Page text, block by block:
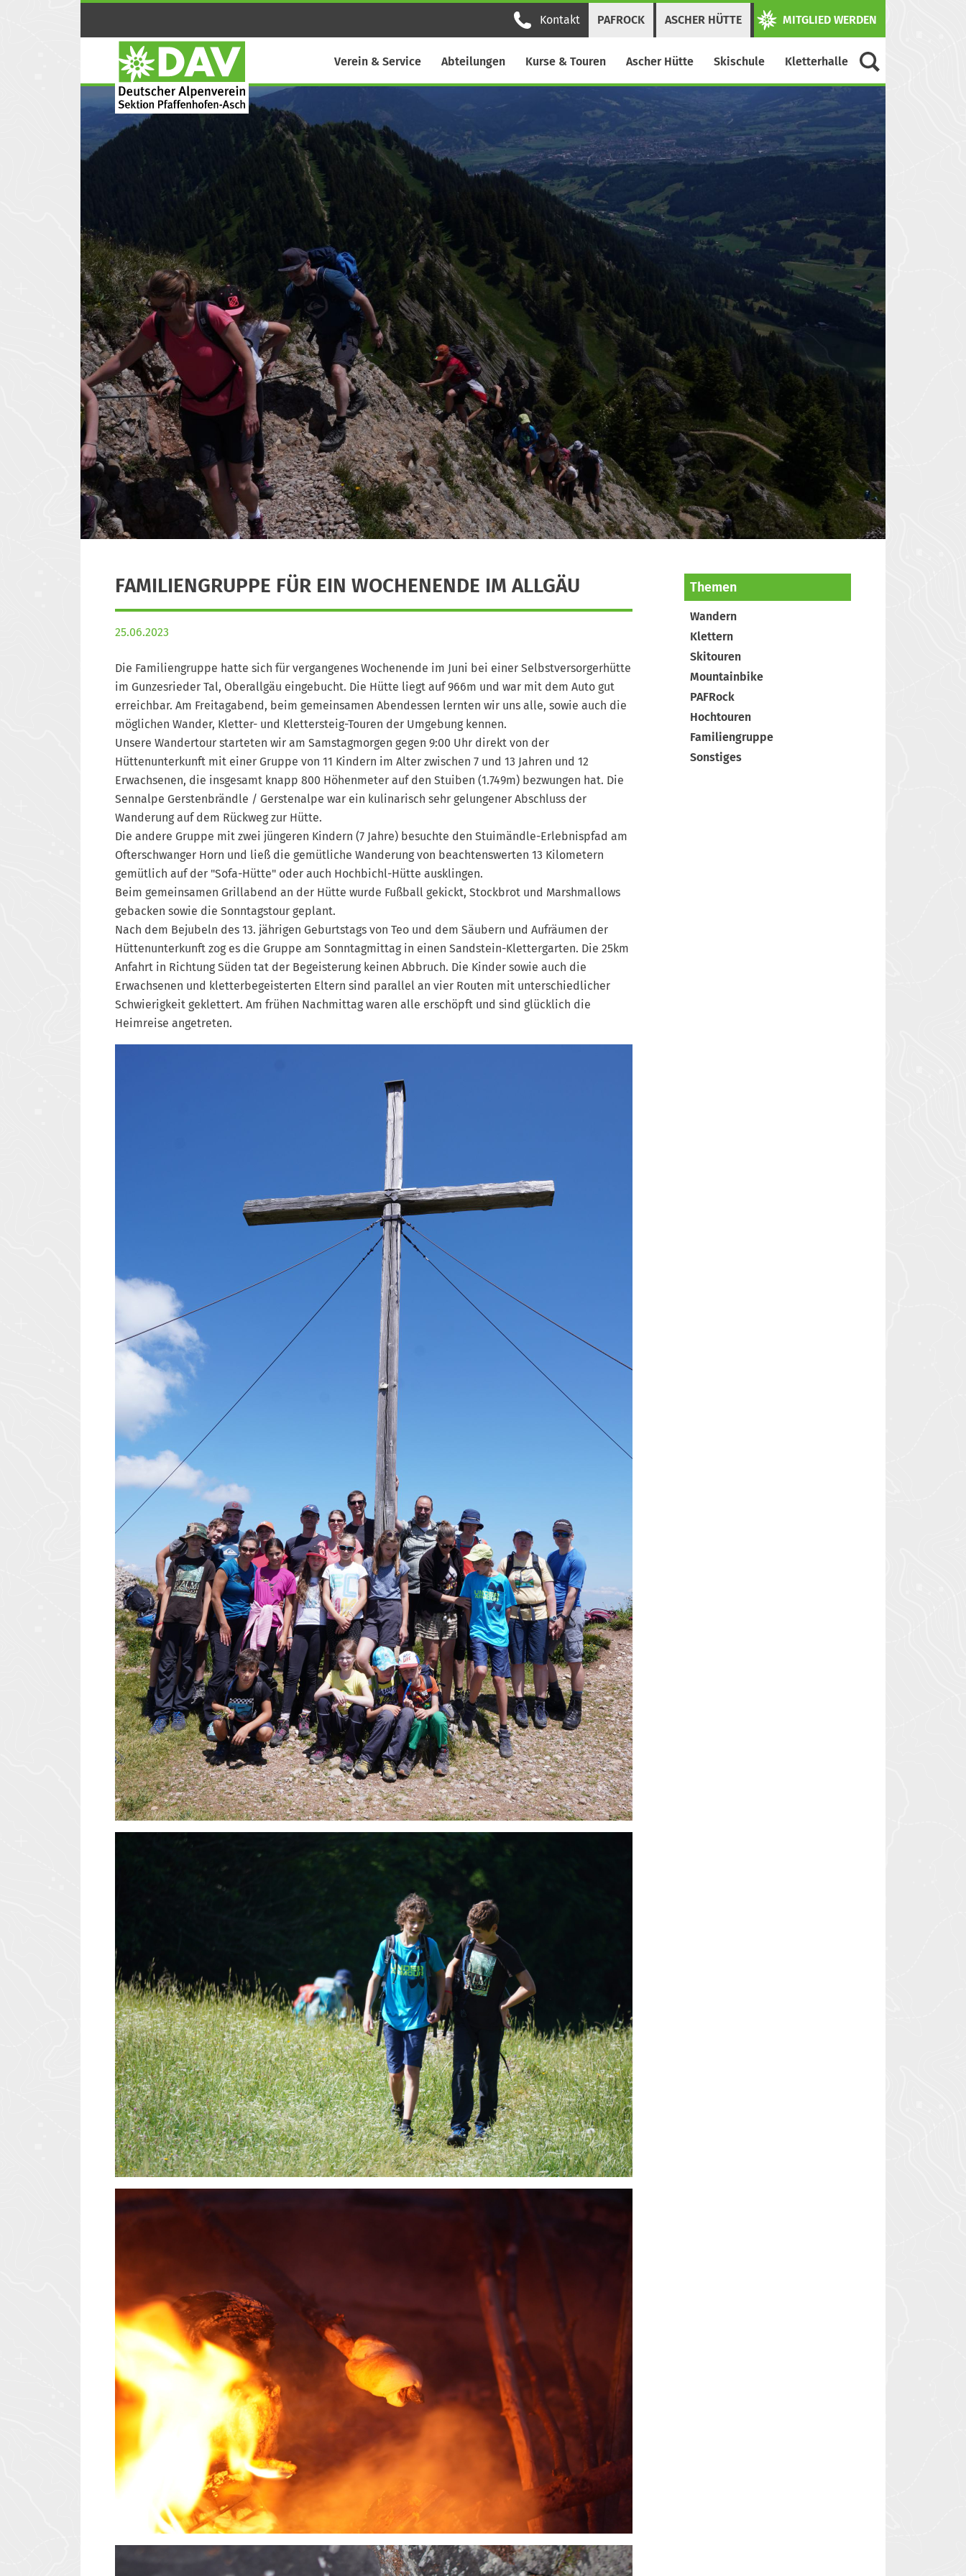
PAFROCK ASCHER HÜTTE
Kontakt MITGLIED WERDEN
Verein & Service Abteilungen Kurse & Touren Ascher Hütte Skischule Kletterhalle
Themen
Wandern
Klettern
Skitouren
Mountainbike
PAFRock
Hochtouren
Familiengruppe
Sonstiges
FAMILIENGRUPPE FÜR EIN WOCHENENDE IM ALLGÄU
25.06.2023
Die Familiengruppe hatte sich für vergangenes Wochenende im Juni bei einer Selbstversorgerhütte
im Gunzesrieder Tal, Oberallgäu eingebucht. Die Hütte liegt auf 966m und war mit dem Auto gut
erreichbar. Am Freitagabend, beim gemeinsamen Abendessen lernten wir uns alle, sowie auch die
möglichen Wander, Kletter- und Klettersteig-Touren der Umgebung kennen.
Unsere Wandertour starteten wir am Samstagmorgen gegen 9:00 Uhr direkt von der
Hüttenunterkunft mit einer Gruppe von 11 Kindern im Alter zwischen 7 und 13 Jahren und 12
Erwachsenen, die insgesamt knapp 800 Höhenmeter auf den Stuiben (1.749m) bezwungen hat. Die
Sennalpe Gerstenbrändle / Gerstenalpe war ein kulinarisch sehr gelungener Abschluss der
Wanderung auf dem Rückweg zur Hütte.
Die andere Gruppe mit zwei jüngeren Kindern (7 Jahre) besuchte den Stuimändle-Erlebnispfad am
Ofterschwanger Horn und ließ die gemütliche Wanderung von beachtenswerten 13 Kilometern
gemütlich auf der "Sofa-Hütte" oder auch Hochbichl-Hütte ausklingen.
Beim gemeinsamen Grillabend an der Hütte wurde Fußball gekickt, Stockbrot und Marshmallows
gebacken sowie die Sonntagstour geplant.
Nach dem Bejubeln des 13. jährigen Geburtstags von Teo und dem Säubern und Aufräumen der
Hüttenunterkunft zog es die Gruppe am Sonntagmittag in einen Sandstein-Klettergarten. Die 25km
Anfahrt in Richtung Süden tat der Begeisterung keinen Abbruch. Die Kinder sowie auch die
Erwachsenen und kletterbegeisterten Eltern sind parallel an vier Routen mit unterschiedlicher
Schwierigkeit geklettert. Am frühen Nachmittag waren alle erschöpft und sind glücklich die
Heimreise angetreten.